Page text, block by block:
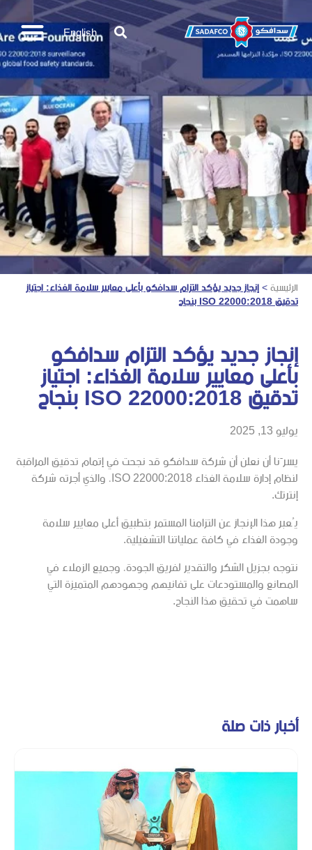
English
الرئيسية > إنجاز جديد يؤكد التزام سدافكو بأعلى معايير سلامة الغذاء: اجتياز
تدقيق ISO 22000:2018 بنجاح
إنجاز جديد يؤكد التزام سدافكو
بأعلى معايير سلامة الغذاء: اجتياز
تدقيق ISO 22000:2018 بنجاح
يوليو 13, 2025
يسرّنا أن نعلن أن شركة سدافكو قد نجحت في إتمام تدقيق المراقبة
لنظام إدارة سلامة الغذاء ISO 22000:2018، والذي أجرته شركة
إنترتك.
يُعبر هذا الإنجاز عن التزامنا المستمر بتطبيق أعلى معايير سلامة
وجودة الغذاء في كافة عملياتنا التشغيلية.
نتوجه بجزيل الشكر والتقدير لفريق الجودة، وجميع الزملاء في
المصانع والمستودعات على تفانيهم وجهودهم المتميزة التي
ساهمت في تحقيق هذا النجاح.
أخبار ذات صلة